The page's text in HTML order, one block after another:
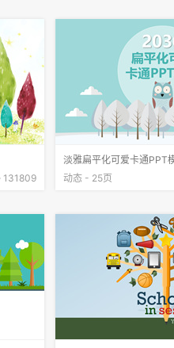
131809
淡雅扁平化可爱卡通PPT
动态 - 25页